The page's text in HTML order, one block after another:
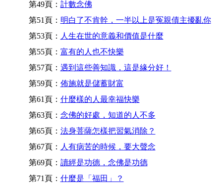
第49頁： 計數念佛
第51頁： 明白了不肯幹，一半以上是冤親債主擾亂你
第53頁： 人生在世的意義和價值是什麼
第55頁： 富有的人也不快樂
第57頁： 遇到這些善知識，這是緣分好！
第59頁： 佈施就是儲蓄財富
第61頁： 什麼樣的人最幸福快樂
第63頁： 念佛的好處，知道的人不多
第65頁： 法身菩薩怎樣把習氣消除？
第67頁： 人有病苦的時候，要大聲念
第69頁： 讀經是功德，念佛是功德
第71頁： 什麼是「福田」？